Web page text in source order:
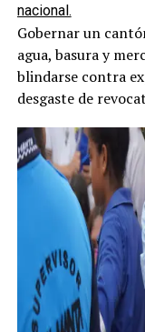
nacional.
Gobernar un
agua, basura y
blindarse contra
desgaste de